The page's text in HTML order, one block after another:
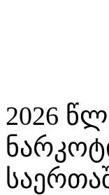
2026